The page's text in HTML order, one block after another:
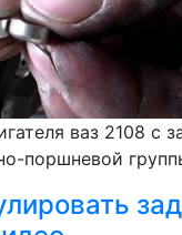
ваз 2108 с
поршневой